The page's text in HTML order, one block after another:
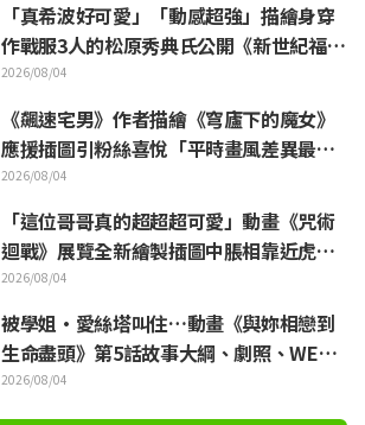
「真希波好可愛」「動感超強」描繪身穿
作戰服3人的松原秀典氏公開《新世紀福音
戰士》美麗手繪插圖引發反響
2026/08/04
《飆速宅男》作者描繪《穹廬下的魔女》
應援插圖引粉絲喜悅「平時畫風差異最大
的人畫出來就是這樣」
2026/08/04
「這位哥哥真的超超超可愛」動畫《咒術
迴戰》展覽全新繪製插圖中脹相靠近虎杖
悠仁 粉絲無比喜悅
2026/08/04
被學姐·愛絲塔叫住…動畫《與妳相戀到
生命盡頭》第5話故事大綱、劇照、WEB
預告、單集海報公開
2026/08/04